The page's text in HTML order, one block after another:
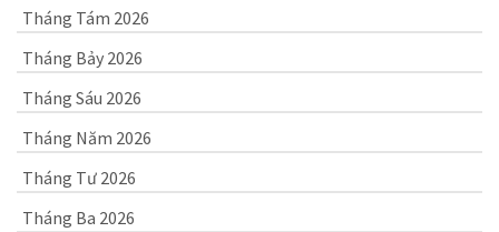
Tháng Tám 2026
Tháng Bảy 2026
Tháng Sáu 2026
Tháng Năm 2026
Tháng Tư 2026
Tháng Ba 2026